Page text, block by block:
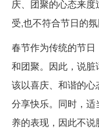
庆、团聚的心态来
受,也不符合节日的
春节作为传统的节
和团聚。因此，说
该以喜庆、和谐的
分享快乐。同时，
养的表现，因此不